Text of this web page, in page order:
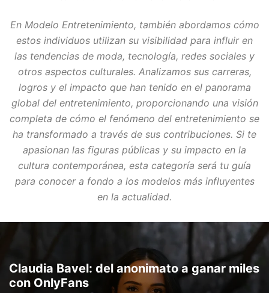
En Modelo Entretenimiento, también abordamos cómo
estos individuos utilizan su visibilidad para influir en
las tendencias de moda, tecnología, redes sociales y
otros aspectos culturales. Analizamos sus carreras,
logros y el impacto que han tenido en el panorama
global del entretenimiento, proporcionando una visión
completa de cómo el fenómeno del entretenimiento se
ha transformado a través de sus contribuciones. Si te
apasionan las figuras públicas y su impacto en la
cultura contemporánea, esta categoría será tu guía
para conocer a fondo a los modelos más influyentes
en la actualidad.
Claudia Bavel: del anonimato a ganar miles
con OnlyFans